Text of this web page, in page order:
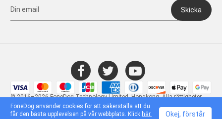
Skicka
© 2016–2026 FoneDog Technology Limited, Hongkong. Alla rättigheter
förbehållna.
FoneDog använder cookies för att säkerställa att du
får den bästa upplevelsen på vår webbplats. Klick här.
Okej, förstår